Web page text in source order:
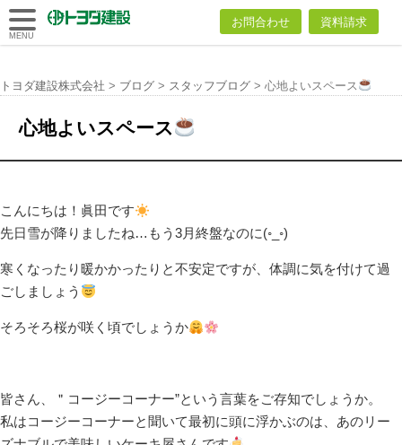
トヨダ建設
お問合わせ 資料請求
MENU
トヨダ建設株式会社 > ブログ > スタッフブログ > 心地よいスペース
心地よいスペース
こんにちは！眞田です
先日雪が降りましたね…もう3月終盤なのに(◦_◦)
寒くなったり暖かかったりと不安定ですが、体調に気を付けて過
ごしましょう
そろそろ桜が咲く頃でしょうか
皆さん、＂コージーコーナー”という言葉をご存知でしょうか。
私はコージーコーナーと聞いて最初に頭に浮かぶのは、あのリー